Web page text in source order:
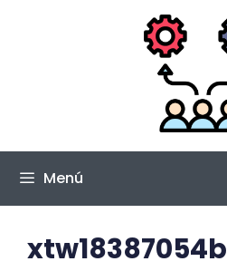
Menú
xtw18387054b